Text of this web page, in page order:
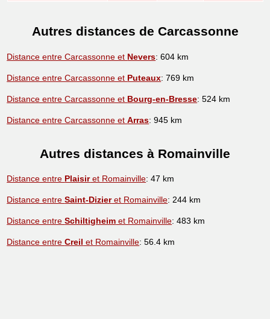
Autres distances de Carcassonne
Distance entre Carcassonne et Nevers: 604 km
Distance entre Carcassonne et Puteaux: 769 km
Distance entre Carcassonne et Bourg-en-Bresse: 524 km
Distance entre Carcassonne etArras: 945 km
Autres distances à Romainville
Distance entre Plaisiret Romainville: 47 km
Distance entreSaint-Dizieret Romainville: 244 km
Distance entreSchiltigheim et Romainville: 483 km
Distance entreCreil et Romainville: 56.4 km